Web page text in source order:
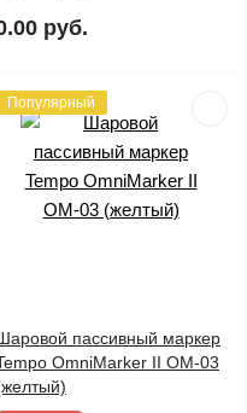
руб.
Популярный
пассивный маркер
OmniMarker II ОМ-03